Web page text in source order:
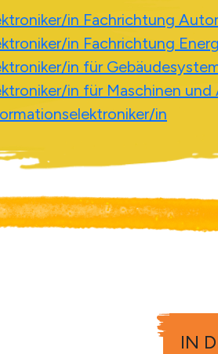
in Fachrichtung
in Fachrichtung
in für
in für Maschinen
in
IN